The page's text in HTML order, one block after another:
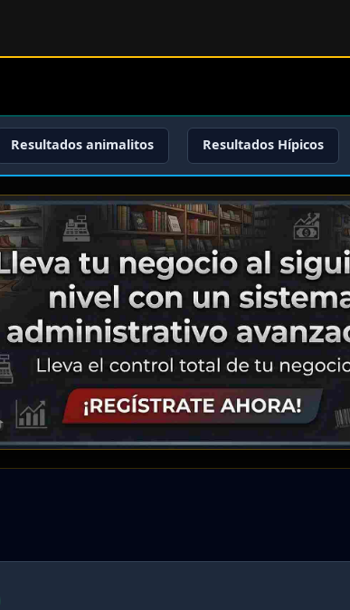
Resultados animalitos Resultados Hípicos